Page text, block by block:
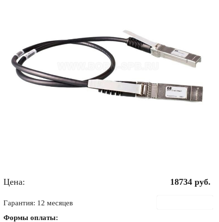
Цена: 18734 руб.
Гарантия: 12 месяцев
Формы оплаты: